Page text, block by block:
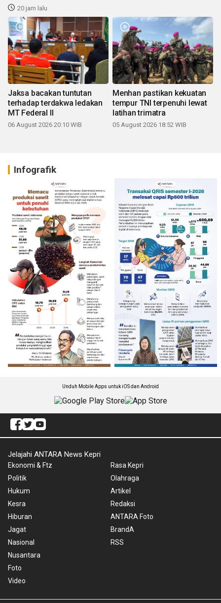
20 jam lalu
Jaksa bacakan tuntutan
terhadap terdakwa ledakan
MT Federal II
06 August 2026 20:10 WIB
Menhan pastikan kekuatan
tempur TNI terpenuhi lewat
latihan trimatra
05 August 2026 18:52 WIB
Infografik
Unduh Mobile Apps untuk iOS dan Android
Jelajahi ANTARA News Kepri
Ekonomi & Ftz
Politik
Hukum
Kesra
Hiburan
Jagat
Nasional
Nusantara
Foto
Video
Rasa Kepri
Olahraga
Artikel
Redaksi
ANTARA Foto
BrandA
RSS